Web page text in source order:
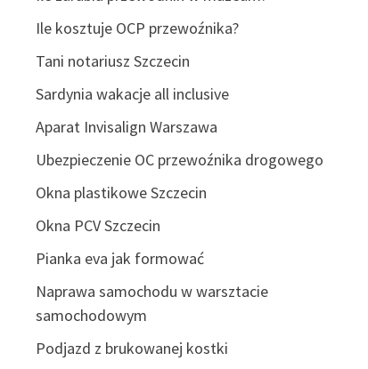
Ile kosztuje OCP przewoźnika?
Tani notariusz Szczecin
Sardynia wakacje all inclusive
Aparat Invisalign Warszawa
Ubezpieczenie OC przewoźnika drogowego
Okna plastikowe Szczecin
Okna PCV Szczecin
Pianka eva jak formować
Naprawa samochodu w warsztacie
samochodowym
Podjazd z brukowanej kostki